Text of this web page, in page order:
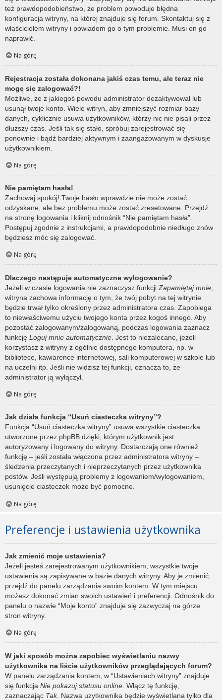
też prawdopodobieństwo, że problem powoduje błędna
konfiguracja witryny, na której znajduje się forum. Skontaktuj się z
właścicielem witryny i powiadom go o tym problemie. Musi on go
naprawić.
Na górę
Rejestracja została dokonana jakiś czas temu, ale teraz nie
mogę się zalogować?!
Możliwe, że z jakiegoś powodu administrator dezaktywował lub
usunął twoje konto. Wiele witryn, aby zmniejszyć rozmiar bazy
danych, cyklicznie usuwa użytkowników, którzy nic nie pisali przez
dłuższy czas. Jeśli tak się stało, spróbuj zarejestrować się
ponownie i bądź bardziej aktywnym i zaangażowanym w dyskusje
użytkownikiem.
Na górę
Nie pamiętam hasła!
Zachowaj spokój! Twoje hasło wprawdzie nie może zostać
odzyskane, ale bez problemu może zostać zresetowane. Przejdź
na stronę logowania i kliknij odnośnik “Nie pamiętam hasła”.
Postępuj zgodnie z instrukcjami, a prawdopodobnie niedługo znów
będziesz móc się zalogować.
Na górę
Dlaczego następuje automatyczne wylogowanie?
Jeżeli w czasie logowania nie zaznaczysz funkcji Zapamiętaj mnie
witryna zachowa informację o tym, że twój pobyt na tej witrynie
będzie trwał tylko określony przez administratora czas. Zapobiega
to niewłaściwemu użyciu twojego konta przez kogoś innego. Aby
pozostać zalogowanym/zalogowaną, podczas logowania zaznacz
funkcję Loguj mnie automatycznie . Jest to niezalecane, jeżeli
korzystasz z witryny z ogólnie dostępnego komputera, np. w
bibliotece, kawiarence internetowej, sali komputerowej w szkole lub
na uczelni itp. Jeśli nie widzisz tej funkcji, oznacza to, że
administrator ją wyłączył.
Na górę
Jak działa funkcja “Usuń ciasteczka witryny”?
Funkcja “Usuń ciasteczka witryny” usuwa wszystkie ciasteczka
utworzone przez phpBB dzięki, którym użytkownik jest
autoryzowany i logowany do witryny. Dostarczają one również
funkcję – jeśli została włączona przez administratora witryny –
śledzenia przeczytanych i nieprzeczytanych przez użytkownika
postów. Jeśli występują problemy z logowaniem/wylogowaniem,
usunięcie ciasteczek może być pomocne.
Na górę
Preferencje i ustawienia użytkownika
Jak zmienić moje ustawienia?
Jeżeli jesteś zarejestrowanym użytkownikiem, wszystkie twoje
ustawienia są zapisywane w bazie danych witryny. Aby je zmienić,
przejdź do panelu zarządzania swoim kontem. W tym miejscu
możesz dokonać zmian swoich ustawień i preferencji. Odnośnik do
panelu o nazwie “Moje konto” znajduje się zazwyczaj na górze
stron witryny.
Na górę
W jaki sposób można zapobiec wyświetlaniu nazwy
użytkownika na liście użytkowników przeglądających forum?
W panelu zarządzania kontem, w “Ustawieniach witryny” znajduje
się funkcja Nie pokazuj statusu online . Włącz tę funkcję,
zaznaczając Tak. Nazwa użytkownika będzie wyświetlana tylko dla